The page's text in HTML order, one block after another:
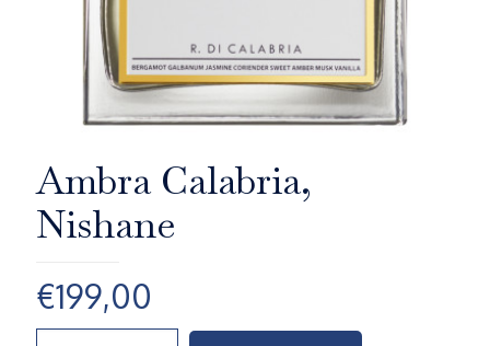
Ambra Calabria,
Nishane
€199,00